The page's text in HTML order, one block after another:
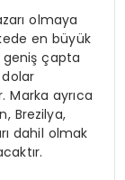
ıolmaya
en büyük
geniş çapta
Marka ayrıca
Brezilya,
ıdahil olmak
ır.